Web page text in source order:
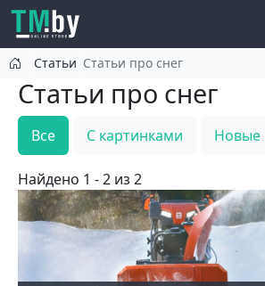
Перейти к основному содержанию
Статьи Статьи про снег
Статьи про снег
Все С картинками Новые
Найдено 1 - 2 из 2